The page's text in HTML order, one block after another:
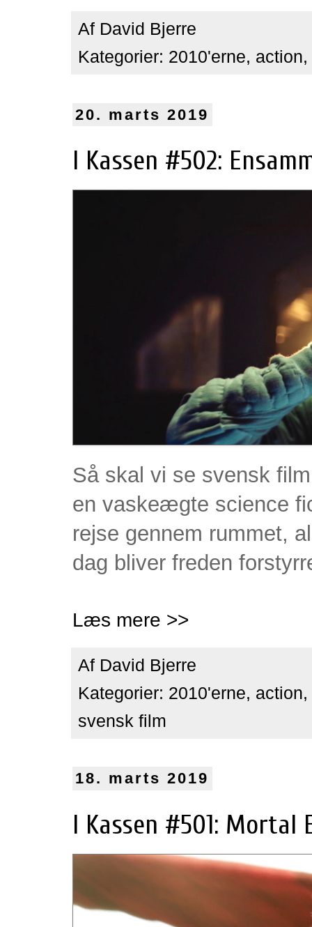
Af David Bjerre
Kategorier: 2010'erne, action,
20. marts 2019
I Kassen #502:
Så skal vi se svensk
en vaskeægte science
rejse gennem rummet,
dag bliver freden
Læs mere >>
Af David Bjerre
Kategorier: 2010'erne, action,
svensk film
18. marts 2019
I Kassen #501: Mortal